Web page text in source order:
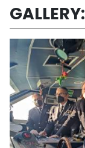
GALLERY: